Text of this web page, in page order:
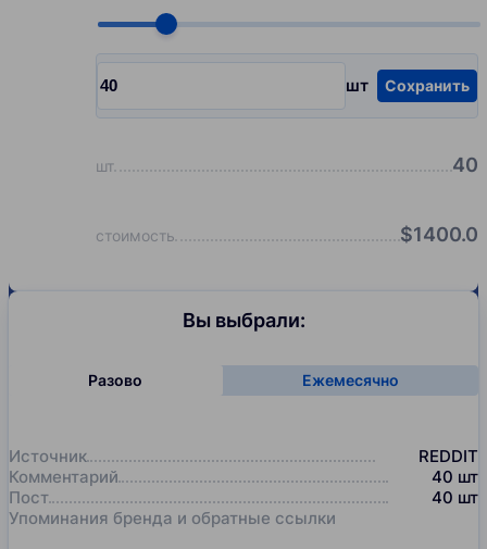
Choose quantity, pcs
шт
Input quantity, pcs Сохранить
шт 40
стоимость $1400.0
Вы выбрали:
Разово Ежемесячно
Источник
REDDIT
Комментарий
40 шт
Пост
40 шт
Упоминания бренда и обратные ссылки